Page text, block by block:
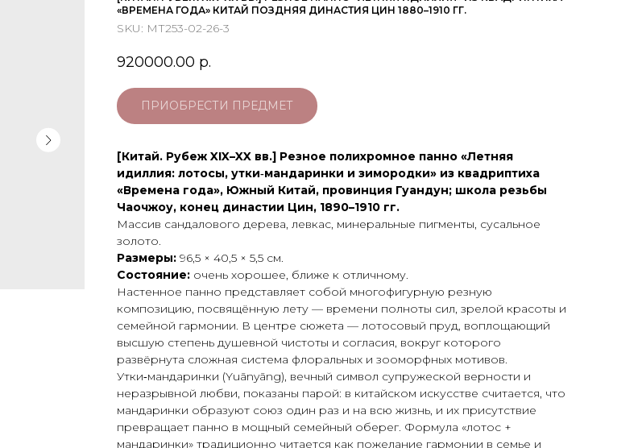
«ВРЕМЕНА ГОДА» КИТАЙ ПОЗДНЯЯ ДИНАСТИЯ ЦИН 1880–1910 ГГ.
SKU: МТ253-02-26-3
920000.00 р.
ПРИОБРЕСТИ ПРЕДМЕТ
[Китай. Рубеж XIX–XX вв.] Резное полихромное панно «Летняя
идиллия: лотосы, утки‑мандаринки и зимородки» из квадриптиха
«Времена года», Южный Китай, провинция Гуандун; школа резьбы
Чаочжоу, конец династии Цин, 1890–1910 гг.
Массив сандалового дерева, левкас, минеральные пигменты, сусальное
золото.
Размеры: 96,5 × 40,5 × 5,5 см.
Состояние: очень хорошее, ближе к отличному.
Настенное панно представляет собой многофигурную резную
композицию, посвящённую лету — времени полноты сил, зрелой красоты и
семейной гармонии. В центре сюжета — лотосовый пруд, воплощающий
высшую степень душевной чистоты и согласия, вокруг которого
развёрнута сложная система флоральных и зооморфных мотивов.
Утки‑мандаринки (Yuānyāng), вечный символ супружеской верности и
неразрывной любви, показаны парой: в китайском искусстве считается, что
мандаринки образуют союз один раз и на всю жизнь, и их присутствие
превращает панно в мощный семейный оберег. Формула «лотос +
мандаринки» традиционно читается как пожелание гармонии в семье и